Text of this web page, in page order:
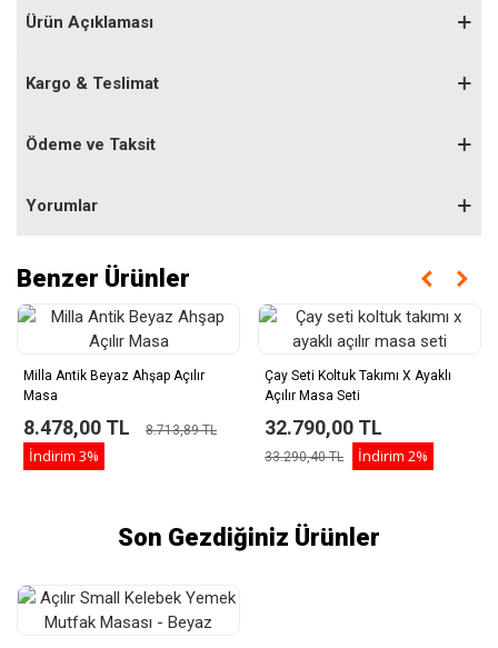
Ürün Açıklaması
Kargo & Teslimat
Ödeme ve Taksit
Yorumlar
Benzer Ürünler
Milla Antik Beyaz Ahşap Açılır
Masa
8.478,00 TL 8.713,89 TL
İndirim 3%
Çay Seti Koltuk Takımı X Ayaklı
Açılır Masa Seti
32.790,00 TL
33.290,40 TL İndirim 2%
Son Gezdiğiniz Ürünler